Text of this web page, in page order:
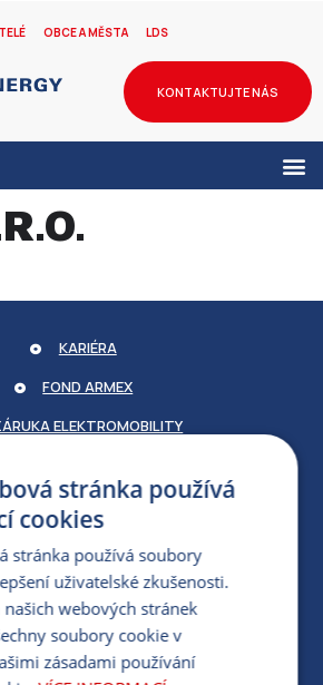
OBCE A MĚSTA LDS
KONTAKTUJTE NÁS
KARIÉRA
FOND ARMEX
ELEKTROMOBILITY
PRO MÉDIA
KE STÁVAJÍCÍ SMLOUVĚ
412 154 154
PO-PÁ 7:30-17:00
stránka používá
cookies
stránka používá soubory
uživatelské zkušenosti.
webových stránek
soubory cookie v
zásadami používání